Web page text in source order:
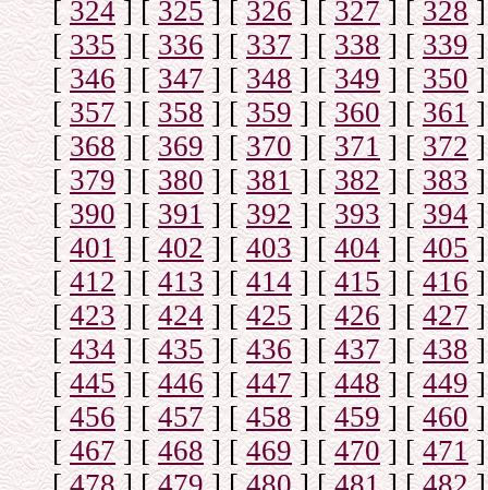
[324] [325] [326] [327] [328]
[335] [336] [337] [338] [339]
[346] [347] [348] [349] [ 350]
[357] [358] [359] [360] [361]
[368] [369] [370] [371] [372]
[379] [380] [381] [382] [383]
[390] [391] [392] [393] [394]
[401] [402] [403] [404] [405]
[412] [413] [414] [415] [416]
[423] [424] [425] [426] [427]
[434] [435] [436] [437] [438]
[445] [446] [447] [448] [449]
[ 456] [457] [458] [459] [460]
[467] [468] [469] [470] [471]